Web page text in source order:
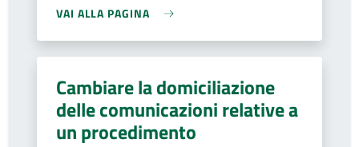
VAI ALLA PAGINA
Cambiare la domiciliazione
delle comunicazioni relative a
un procedimento